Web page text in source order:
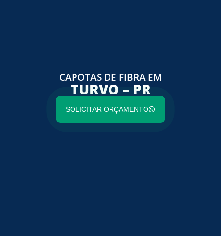
CAPOTAS DE FIBRA EM
TURVO – PR
SOLICITAR ORÇAMENTO